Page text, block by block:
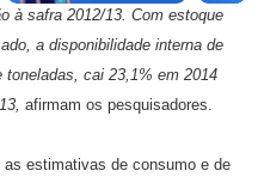
à safra 2012/13. Com estoque
a disponibilidade interna de
cai 23,1% em 2014
afirmam os pesquisadores.
as estimativas de consumo e de